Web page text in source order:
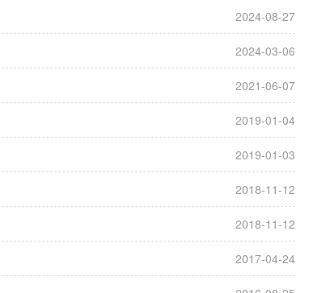
2024-08-27
2024-03-06
2021-06-07
2019-01-04
2019-01-03
2018-11-12
2018-11-12
2017-04-24